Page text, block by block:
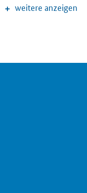
weitere anzeigen